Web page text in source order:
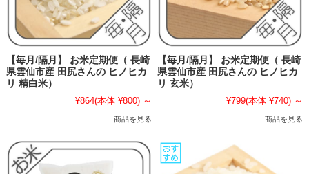
【毎月/隔月】 お米定期便（ 長崎
県雲仙市産 田尻さんの ヒノヒカ
リ 精白米）
¥864(本体 ¥800) ～
商品を見る
【毎月/隔月】 お米定期便（ 長崎
県雲仙市産 田尻さんの ヒノヒカ
リ 玄米）
¥799(本体 ¥740) ～
商品を見る